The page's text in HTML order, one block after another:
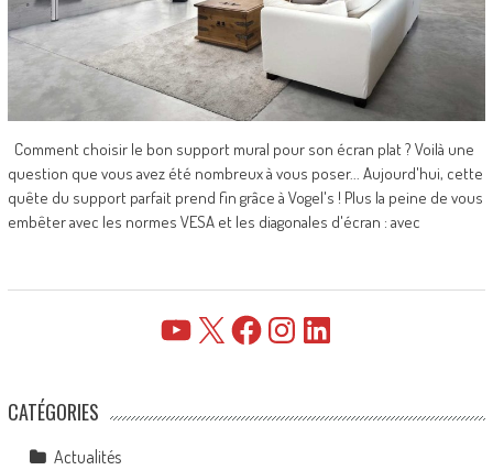
Comment choisir le bon support mural pour son écran plat ? Voilà une
question que vous avez été nombreux à vous poser... Aujourd'hui, cette
quête du support parfait prend fin grâce à Vogel's ! Plus la peine de vous
embêter avec les normes VESA et les diagonales d'écran : avec
YouTube FacebookInstagramLinkedIn
CATÉGORIES
Actualités